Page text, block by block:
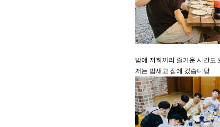
밤에 저희끼리 즐거운 시간도
저는 밤새고 집에 갔습니당